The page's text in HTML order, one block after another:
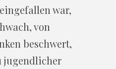
war,
von
beschwert,
jugendlicher